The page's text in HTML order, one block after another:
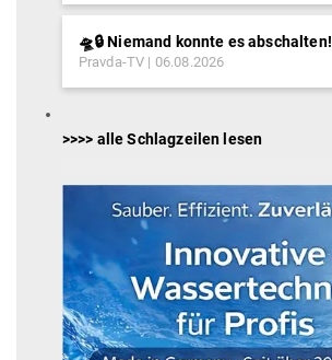
🛸🔒 Niemand konnte es abschalten!
Pravda-TV 06.08.2026
>>>> alle Schlagzeilen lesen